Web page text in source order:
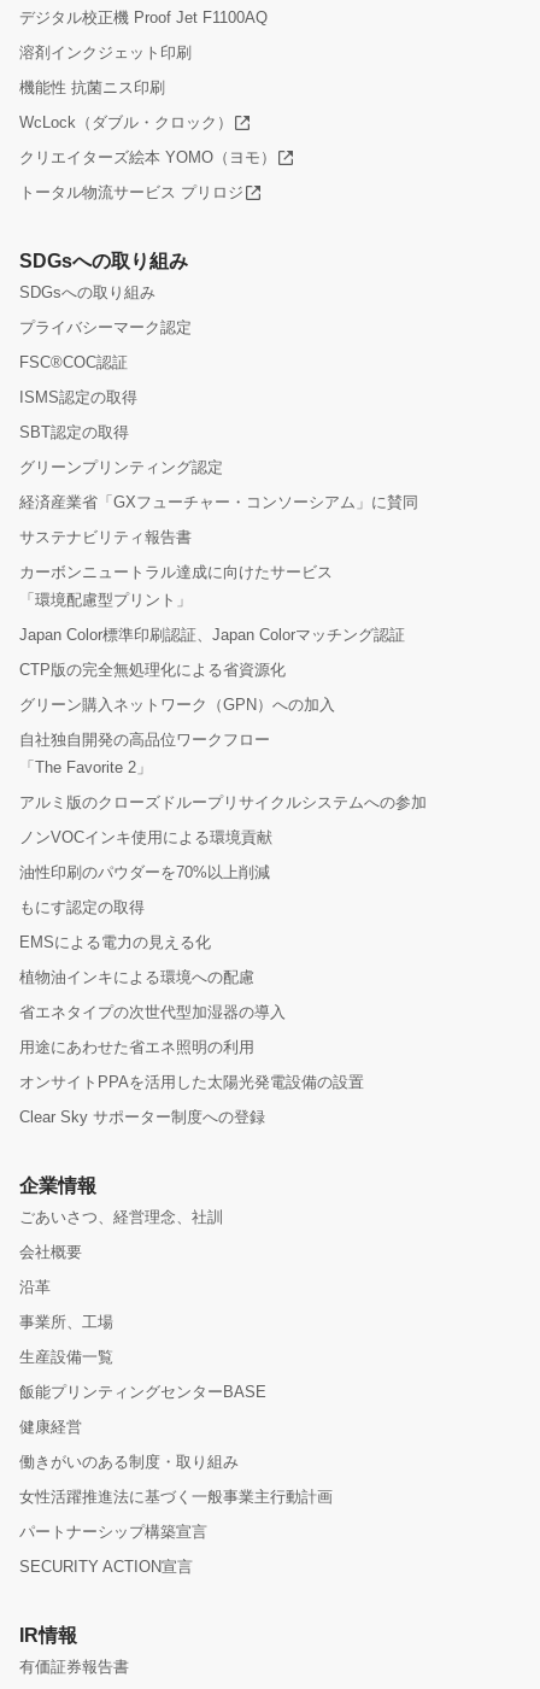
デジタル校正機 Proof Jet F1100AQ
溶剤インクジェット印刷
機能性 抗菌ニス印刷
WcLock（ダブル・クロック）
クリエイターズ絵本 YOMO（ヨモ）
トータル物流サービス プリロジ
SDGsへの取り組み
SDGsへの取り組み
プライバシーマーク認定
FSC®COC認証
ISMS認定の取得
SBT認定の取得
グリーンプリンティング認定
経済産業省「GXフューチャー・コンソーシアム」に賛同
サステナビリティ報告書
カーボンニュートラル達成に向けたサービス
「環境配慮型プリント」
Japan Color標準印刷認証、Japan Colorマッチング認証
CTP版の完全無処理化による省資源化
グリーン購入ネットワーク（GPN）への加入
自社独自開発の高品位ワークフロー
「The Favorite 2」
アルミ版のクローズドループリサイクルシステムへの参加
ノンVOCインキ使用による環境貢献
油性印刷のパウダーを70%以上削減
もにす認定の取得
EMSによる電力の見える化
植物油インキによる環境への配慮
省エネタイプの次世代型加湿器の導入
用途にあわせた省エネ照明の利用
オンサイトPPAを活用した太陽光発電設備の設置
Clear Sky サポーター制度への登録
企業情報
ごあいさつ、経営理念、社訓
会社概要
沿革
事業所、工場
生産設備一覧
飯能プリンティングセンターBASE
健康経営
働きがいのある制度・取り組み
女性活躍推進法に基づく一般事業主行動計画
パートナーシップ構築宣言
SECURITY ACTION宣言
IR情報
有価証券報告書